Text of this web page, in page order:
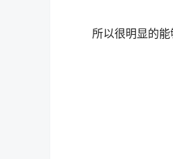
所以很明显的能